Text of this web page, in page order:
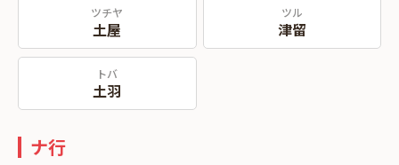
ツチヤ
土屋
ツル
津留
トバ
土羽
ナ行